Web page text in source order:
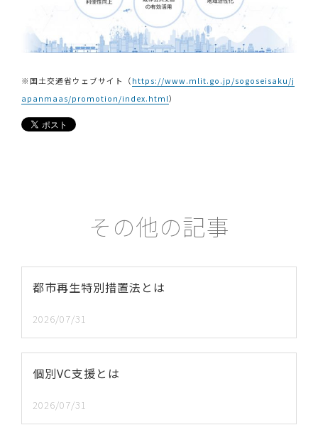
※国土交通省ウェブサイト（ https://www.mlit.go.jp/sogoseisaku/j
apanmaas/promotion/index.html）
その他の記事
都市再生特別措置法とは
2026/07/31
個別VC支援とは
2026/07/31